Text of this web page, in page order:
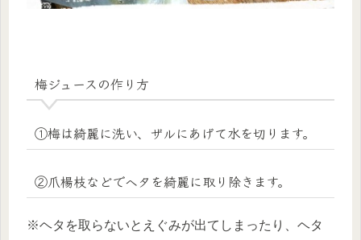
梅ジュースの作り方
①梅は綺麗に洗い、ザルにあげて水を切ります。
②爪楊枝などでヘタを綺麗に取り除きます。
※ヘタを取らないとえぐみが出てしまったり、ヘタ